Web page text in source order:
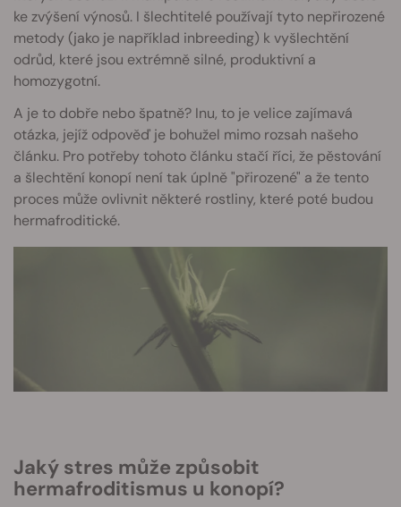
ke zvýšení výnosů. I šlechtitelé používají tyto nepřirozené
metody (jako je například inbreeding) k vyšlechtění
odrůd, které jsou extrémně silné, produktivní a
homozygotní.
A je to dobře nebo špatně? Inu, to je velice zajímavá
otázka, jejíž odpověď je bohužel mimo rozsah našeho
článku. Pro potřeby tohoto článku stačí říci, že pěstování
a šlechtění konopí není tak úplně "přirozené" a že tento
proces může ovlivnit některé rostliny, které poté budou
hermafroditické.
Jaký stres může způsobit
hermafroditismus u konopí?